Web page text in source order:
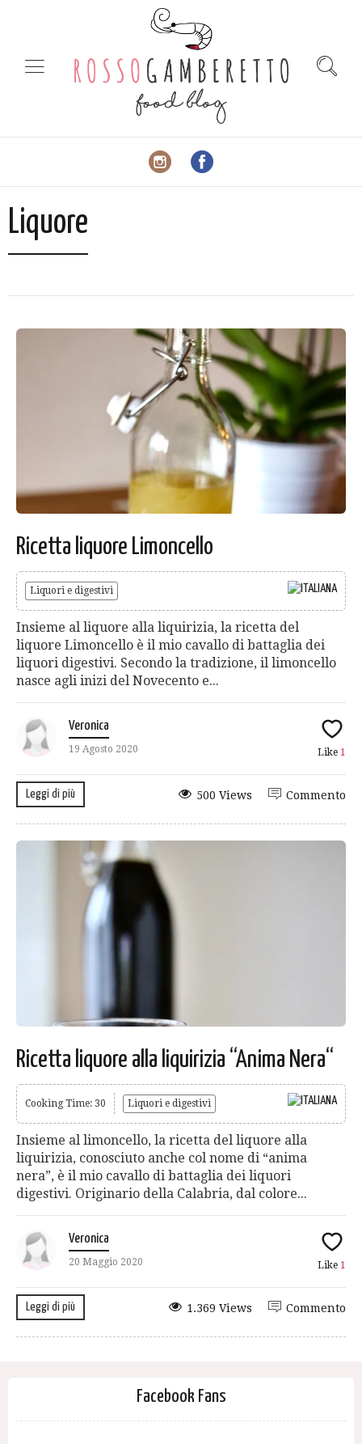
Liquore
Ricetta liquore Limoncello
Liquori e digestivi
Insieme al liquore alla liquirizia, la ricetta del
liquore Limoncello è il mio cavallo di battaglia dei
liquori digestivi. Secondo la tradizione, il limoncello
nasce agli inizi del Novecento e...
Veronica
19 Agosto 2020 Like 1
Leggi di più Commento
500 Views
Ricetta liquore alla liquirizia “Anima Nera“
Cooking Time: 30 Liquori e digestivi
Insieme al limoncello, la ricetta del liquore alla
liquirizia, conosciuto anche col nome di “anima
nera”, è il mio cavallo di battaglia dei liquori
digestivi. Originario della Calabria, dal colore...
Veronica
20 Maggio 2020 Like 1
Leggi di più Commento
1.369 Views
Facebook Fans